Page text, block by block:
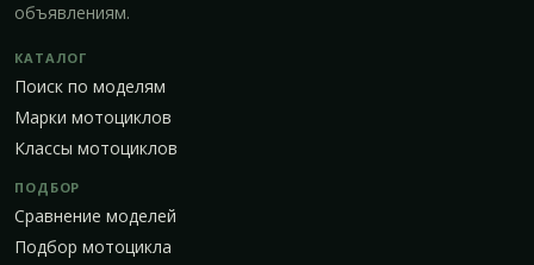
объявлениям.
КАТАЛОГ
Поиск по моделям
Марки мотоциклов
Классы мотоциклов
ПОДБОР
Сравнение моделей
Подбор мотоцикла